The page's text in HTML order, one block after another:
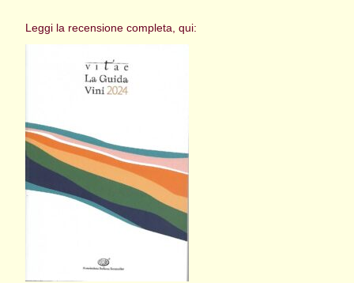
Leggi la recensione completa, qui: